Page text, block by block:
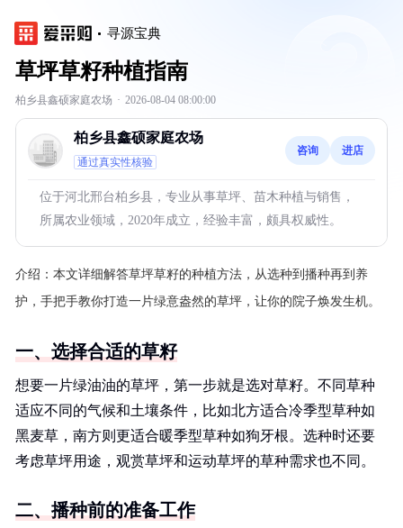
寻源宝典
草坪草籽种植指南
柏乡县鑫硕家庭农场 · 2026-08-04 08:00:00
柏乡县鑫硕家庭农场
通过真实性核验
咨询 进店
位于河北邢台柏乡县，专业从事草坪、苗木种植与销售，
所属农业领域，2020年成立，经验丰富，颇具权威性。
介绍： 本文详细解答草坪草籽的种植方法，从选种到播种再到养
护，手把手教你打造一片绿意盎然的草坪，让你的院子焕发生机。
一、选择合适的草籽
想要一片绿油油的草坪，第一步就是选对草籽。不同草种
适应不同的气候和土壤条件，比如北方适合冷季型草种如
黑麦草，南方则更适合暖季型草种如狗牙根。选种时还要
考虑草坪用途，观赏草坪和运动草坪的草种需求也不同。
二、播种前的准备工作